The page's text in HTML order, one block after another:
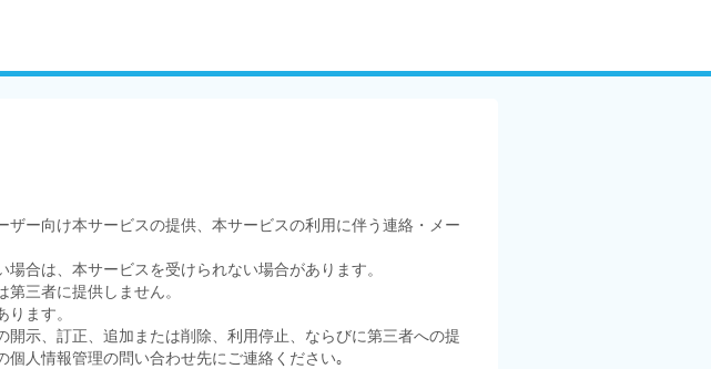
ー向け本サービスの提供、本サービスの利用に伴う連絡・メー
合は、本サービスを受けられない場合があります。
三者に提供しません。
ます。
示、訂正、追加または削除、利用停止、ならびに第三者への提
人情報管理の問い合わせ先にご連絡ください｡